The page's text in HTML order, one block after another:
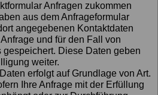
Anfragen zukommen
aus dem Anfrageformular
angegebenen Kontaktdaten
und für den Fall von
Diese Daten geben
weiter.
erfolgt auf Grundlage von Art.
Ihre Anfrage mit der Erfüllung